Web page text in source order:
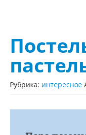
Рубрика: интересное